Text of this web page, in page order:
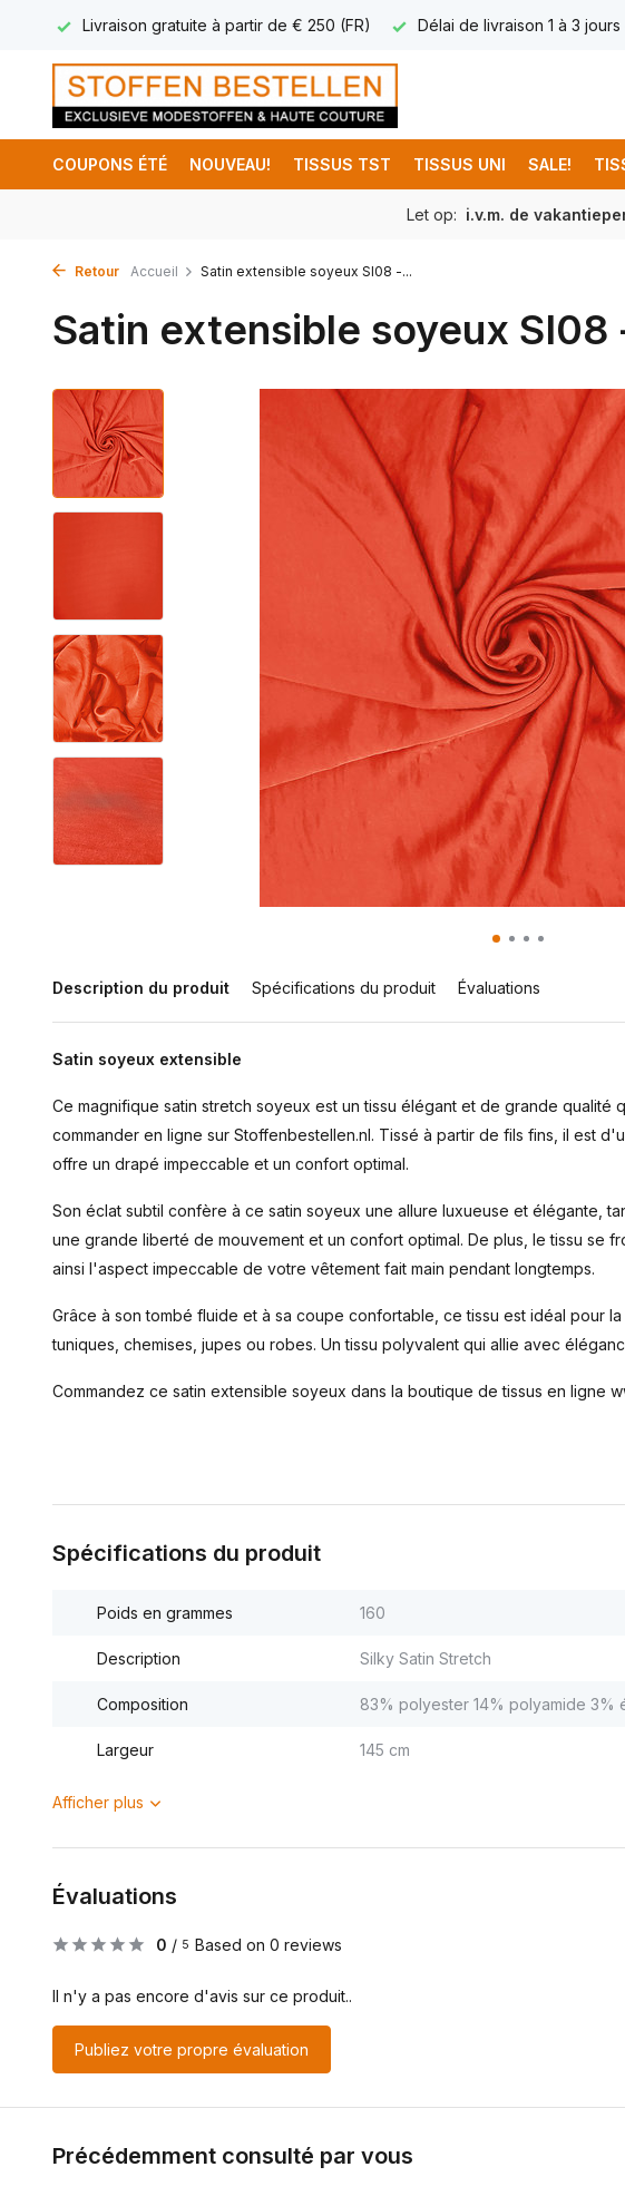
Livraison gratuite à partir de € 250 (FR) Délai de livraison 1 à 3
COUPONS ÉTÉ NOUVEAU! TISSUS TST TISSUS UNI SALE!
Let op: i.v.m. de
Retour Accueil Satin extensible soyeux SI08 -...
Satin extensible soyeux SI08
Description du produit Spécifications du produit Évaluations
Satin soyeux extensible
Ce magnifique satin stretch soyeux est un tissu élégant et de grande qualité
commander en ligne sur Stoffenbestellen.nl. Tissé à partir de fils fins, il est
offre un drapé impeccable et un confort optimal.
Son éclat subtil confère à ce satin soyeux une allure luxueuse et élégante,
une grande liberté de mouvement et un confort optimal. De plus, le tissu se
ainsi l'aspect impeccable de votre vêtement fait main pendant longtemps.
Grâce à son tombé fluide et à sa coupe confortable, ce tissu est idéal pour
tuniques, chemises, jupes ou robes. Un tissu polyvalent qui allie avec
Commandez ce satin extensible soyeux dans la boutique de tissus en ligne
Spécifications du produit
Poids en grammes 160
Description Silky Satin Stretch
Composition 83% polyester 14% polyamide 3%
Largeur 145 cm
Afficher plus
Évaluations
0 / 5 Based on 0 reviews
Il n'y a pas encore d'avis sur ce produit..
Publiez votre propre évaluation
Précédemment consulté par vous